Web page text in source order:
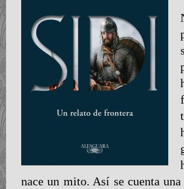
nace un mito. Así se cuenta